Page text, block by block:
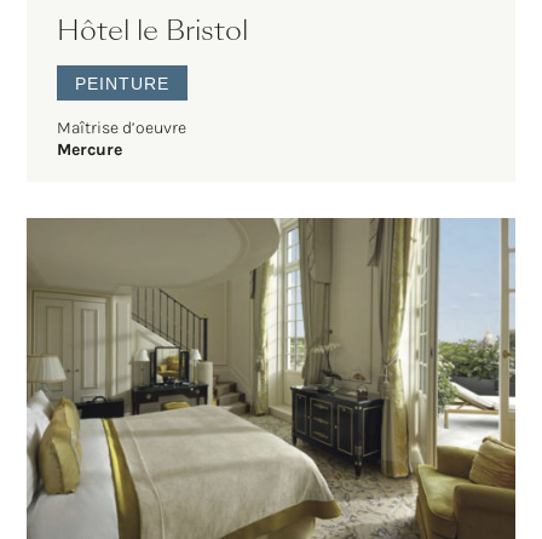
Hôtel le Bristol
PEINTURE
Maîtrise d’oeuvre
Mercure